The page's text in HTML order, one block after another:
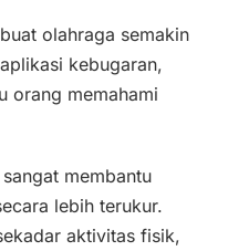
olahraga semakin
kebugaran,
orang memahami
membantu
lebih terukur.
aktivitas fisik,